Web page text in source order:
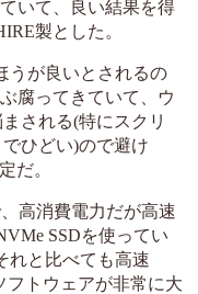
いて、良い結果を得
製とした。
うが良いとされるの
腐ってきていて、ウ
される(特にスクリ
ひどい)ので避け
だ。
高消費電力だが高速
SSDを使ってい
れと比べても高速
フトウェアが非常に大